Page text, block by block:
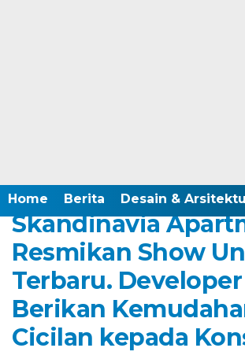
Home Berita Desain &
Minggu, 3 Desember 2023 - 19:00 WIB
Skandinavia
Resmikan Show
Terbaru. Developer
Berikan
Cicilan kepada